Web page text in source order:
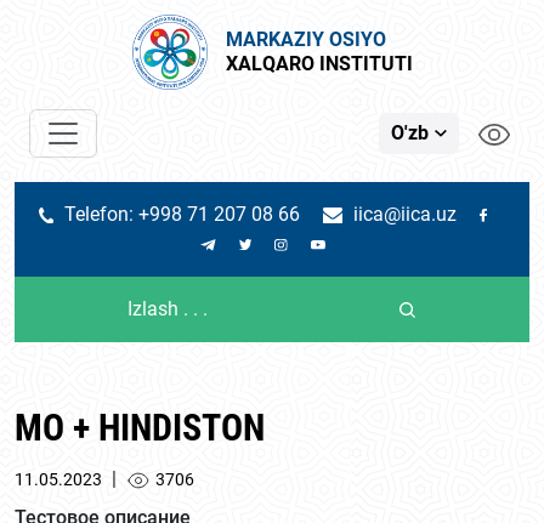
MARKAZIY OSIYO
XALQARO INSTITUTI
O'zb
Telefon: +998 71 207 08 66 iica@iica.uz
МО + HINDISTON
11.05.2023 | 3706
Тестовое описание